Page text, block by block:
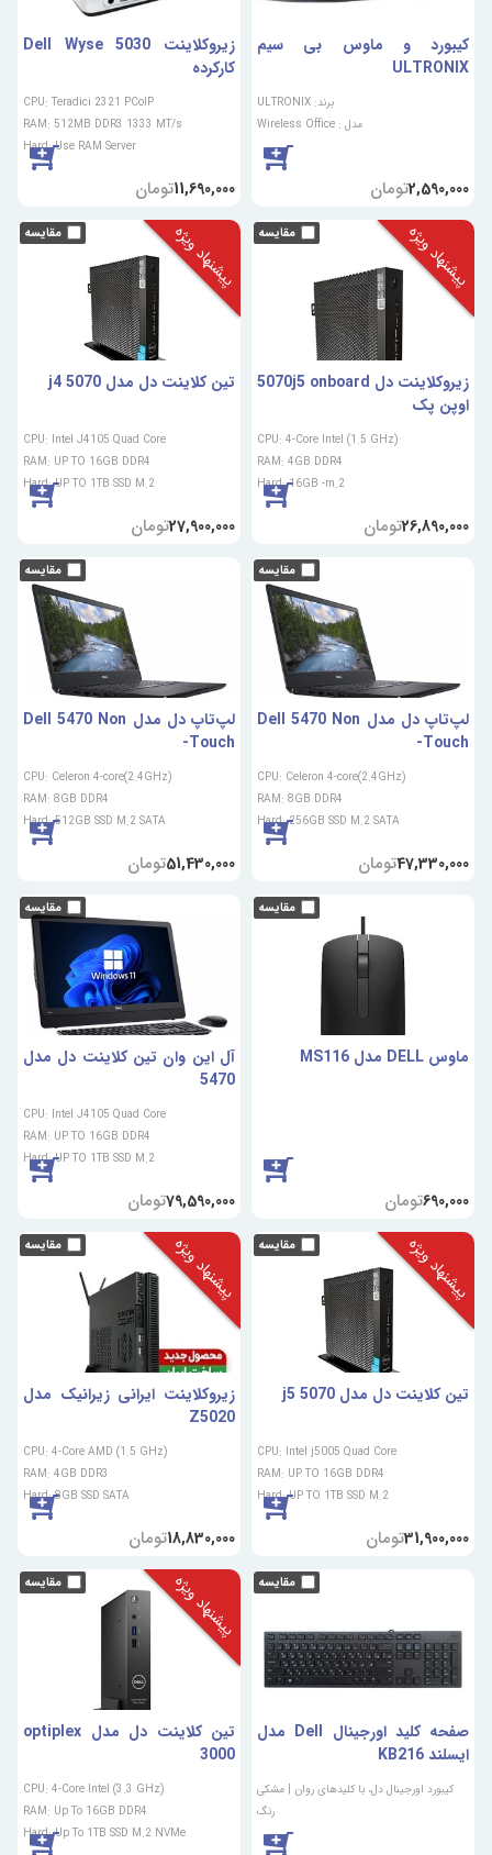
کیبورد و ماوس بی سیم
ULTRONIX
برند: ULTRONIX
مدل : Wireless Office
2,590,000تومان
زیروکلاینت Dell Wyse 5030
کارکرده
CPU: Teradici 2321 PCoIP
RAM: 512MB DDR3 1333 MT/s
Hard: Use RAM Server
11,690,000تومان
پیشنهاد ویژه
زیروکلاینت دل 5070j5 onboard
اوپن پک
CPU: 4-Core Intel (1.5 GHz)
RAM: 4GB DDR4
Hard: 16GB -m.2
26,890,000تومان
پیشنهاد ویژه
تین کلاینت دل مدل 5070 j4
CPU: Intel J4105 Quad Core
RAM: UP TO 16GB DDR4
Hard: UP TO 1TB SSD M.2
27,900,000تومان
لپ‌تاپ دل مدل Dell 5470 Non
-Touch
CPU: Celeron 4-core(2.4GHz)
RAM: 8GB DDR4
Hard: 256GB SSD M.2 SATA
47,330,000تومان
لپ‌تاپ دل مدل Dell 5470 Non
-Touch
CPU: Celeron 4-core(2.4GHz)
RAM: 8GB DDR4
Hard: 512GB SSD M.2 SATA
51,430,000تومان
ماوس DELL مدل MS116
690,000تومان
آل این وان تین کلاینت دل مدل
5470
CPU: Intel J4105 Quad Core
RAM: UP TO 16GB DDR4
Hard: UP TO 1TB SSD M.2
79,590,000تومان
پیشنهاد ویژه
تین کلاینت دل مدل 5070 j5
CPU: Intel j5005 Quad Core
RAM: UP TO 16GB DDR4
Hard: UP TO 1TB SSD M.2
31,900,000تومان
پیشنهاد ویژه
زیروکلاینت ایرانی زیرانیک مدل
Z5020
CPU: 4-Core AMD (1.5 GHz)
RAM: 4GB DDR3
Hard: 8GB SSD SATA
18,830,000تومان
صفحه کلید اورجینال Dell مدل
ایسلند KB216
کیبورد اورجینال دل، با کلیدهای روان | مشکی
رنگ
پیشنهاد ویژه
تین کلاینت دل مدل optiplex
3000
CPU: 4-Core Intel (3.3 GHz)
RAM: Up To 16GB DDR4
Hard: Up To 1TB SSD M.2 NVMe